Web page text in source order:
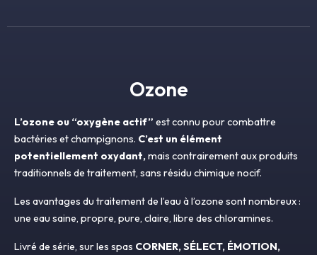
Ozone
L’ozone ou “oxygène actif” est connu pour combattre
bactéries et champignons. C’est un élément
potentiellement oxydant,mais contrairement aux produits
traditionnels de traitement, sans résidu chimique nocif.
Les avantages du traitement de l’eau à l’ozone sont nombreux :
une eau saine, propre, pure, claire, libre des chloramines.
Livré de série, sur les spas CORNER, SÉLECT, ÉMOTION,